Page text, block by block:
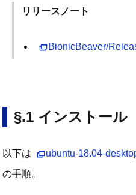
リリースノート
BionicBeaver/
インストール
以下は ubuntu-18.04-
の手順。